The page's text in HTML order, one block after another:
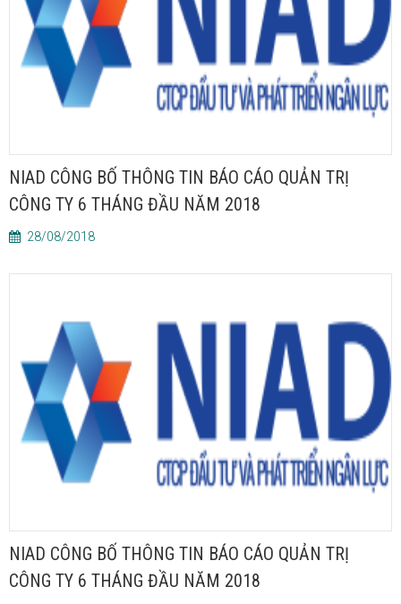
NIAD CÔNG BỐ THÔNG TIN BÁO CÁO QUẢN TRỊ
CÔNG TY 6 THÁNG ĐẦU NĂM 2018
28/08/2018
NIAD CÔNG BỐ THÔNG TIN BÁO CÁO QUẢN TRỊ
CÔNG TY 6 THÁNG ĐẦU NĂM 2018